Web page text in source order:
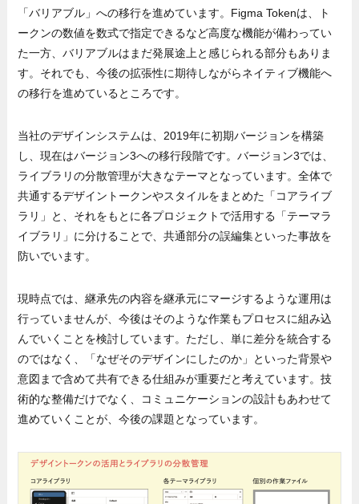
「バリアブル」への移行を進めています。Figma Tokenは、ト
ークンの数値を数式で指定できるなど高度な機能が備わってい
た一方、バリアブルはまだ発展途上と感じられる部分もありま
す。それでも、今後の拡張性に期待しながらネイティブ機能へ
の移行を進めているところです。
当社のデザインシステムは、2019年に初期バージョンを構築
し、現在はバージョン3への移行段階です。バージョン3では、
ライブラリの分散管理が大きなテーマとなっています。全体で
共通するデザイントークンやスタイルをまとめた「コアライブ
ラリ」と、それをもとに各プロジェクトで活用する「テーマラ
イブラリ」に分けることで、共通部分の誤編集といった事故を
防いでいます。
現時点では、継承先の内容を継承元にマージするような運用は
行っていませんが、今後はそのような作業もプロセスに組み込
んでいくことを検討しています。ただし、単に差分を統合する
のではなく、「なぜそのデザインにしたのか」といった背景や
意図まで含めて共有できる仕組みが重要だと考えています。技
術的な整備だけでなく、コミュニケーションの設計もあわせて
進めていくことが、今後の課題となっています。